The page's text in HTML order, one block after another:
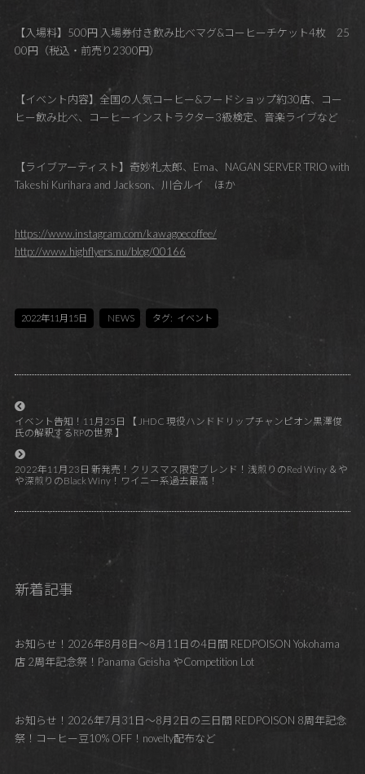
【入場料】500円 入場券付き飲み比べマグ&コーヒーチケット4枚 25
00円（税込・前売り2300円）
【イベント内容】全国の人気コーヒー&フードショップ約30店、コー
ヒー飲み比べ、コーヒーインストラクター3級検定、音楽ライブなど
【ライブアーティスト】奇妙礼太郎、Ema、NAGAN SERVER TRIO with
Takeshi Kurihara and Jackson、川合ルイ ほか
https://www.instagram.com/kawagoecoffee/
http://www.highflyers.nu/blog/00166
2022年11月15日 NEWS タグ: イベント
イベント告知！11月25日 【 JHDC 現役ハンドドリップチャンピオン黒澤俊
氏の解釈するRPの世界 】
2022年11月23日 新発売！クリスマス限定ブレンド！浅煎りのRed Winy ＆や
や深煎りのBlack Winy！ワイニー系過去最高！
新着記事
お知らせ！2026年8月8日～8月11日の4日間 REDPOISON Yokohama
店 2周年記念祭！Panama Geisha やCompetition Lot
お知らせ！2026年7月31日～8月2日の三日間 REDPOISON 8周年記念
祭！コーヒー豆10% OFF！novelty配布など